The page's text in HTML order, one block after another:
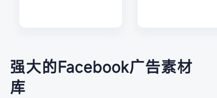
强大的Facebook广告素材
库